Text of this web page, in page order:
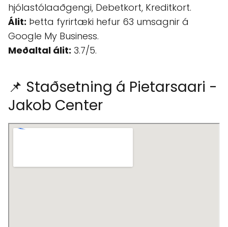
hjólastólaaðgengi, Debetkort, Kreditkort.
Álit: Þetta fyrirtæki hefur 63 umsagnir á
Google My Business.
Meðaltal álit: 3.7/5.
📌 Staðsetning á Pietarsaari -
Jakob Center